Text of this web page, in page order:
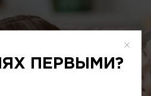
ПЕРВЫМИ?